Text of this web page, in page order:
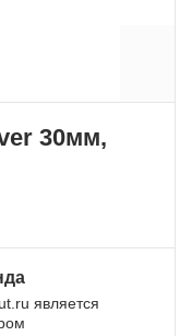
30мм,
является